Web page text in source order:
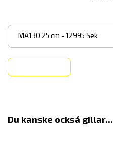
MA130 25 cm - 12995 Sek
Du kanske också gillar...